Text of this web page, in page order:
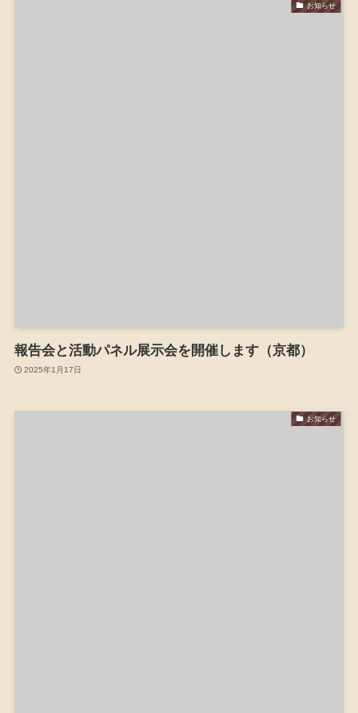
お知らせ
報告会と活動パネル展示会を開催します（京都）
2025年1月17日
お知らせ